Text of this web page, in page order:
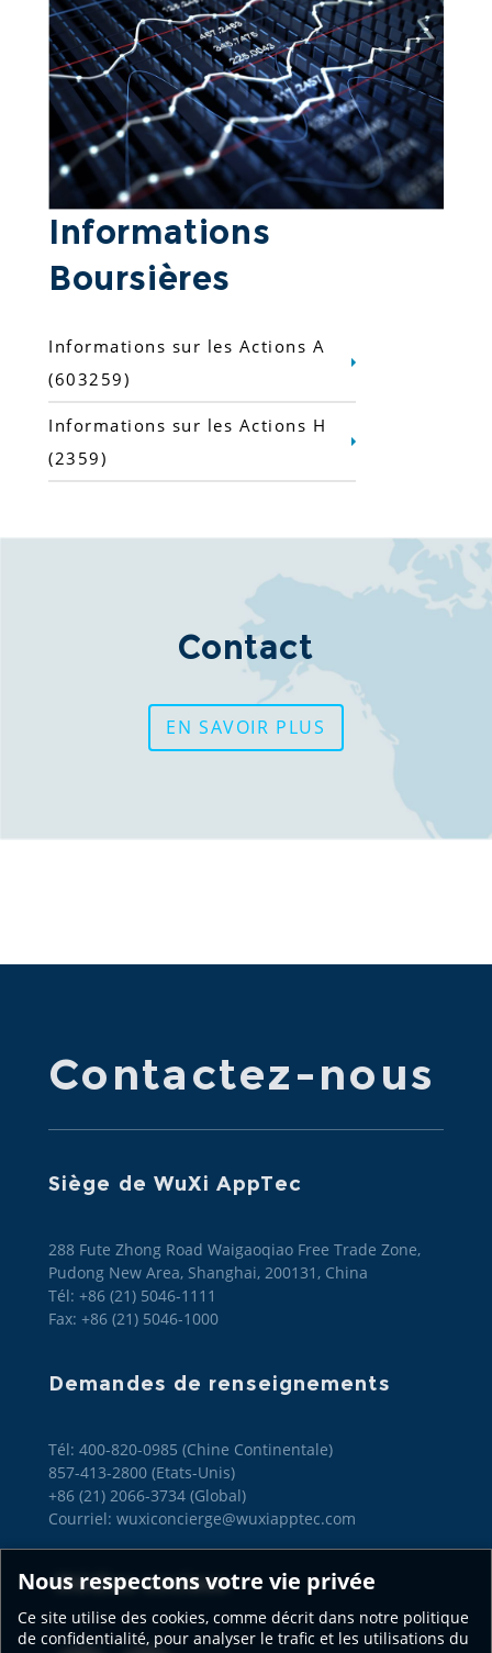
Informations
Boursières
Informations sur les Actions A
(603259)
Informations sur les Actions H
(2359)
Contact
EN SAVOIR PLUS
Contactez-nous
Siège de WuXi AppTec
288 Fute Zhong Road Waigaoqiao Free Trade Zone,
Pudong New Area, Shanghai, 200131, China
Tél: +86 (21) 5046-1111
Fax: +86 (21) 5046-1000
Demandes de renseignements
Tél: 400-820-0985 (Chine Continentale)
857-413-2800 (Etats-Unis)
+86 (21) 2066-3734 (Global)
Courriel: wuxiconcierge@wuxiapptec.com
Médias sociaux
Nous respectons votre vie privée
Ce site utilise des cookies, comme décrit dans notre politique
de confidentialité, pour analyser le trafic et les utilisations du